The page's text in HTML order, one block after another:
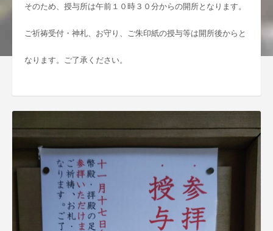
そのため、授与所は午前１０時３０分からの開所となります。
ご祈祷受付・神札、お守り、ご朱印紙の授与等は開所後からと
なります。ご了承ください。